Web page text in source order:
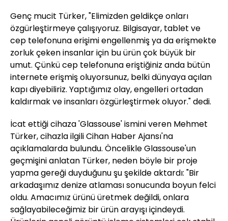
Genç mucit Türker, "Elimizden geldikçe onları
özgürleştirmeye çalışıyoruz. Bilgisayar, tablet ve
cep telefonuna erişimi engellenmiş ya da erişmekte
zorluk çeken insanlar için bu ürün çok büyük bir
umut. Çünkü cep telefonuna eriştiğiniz anda bütün
internete erişmiş oluyorsunuz, belki dünyaya açılan
kapı diyebiliriz. Yaptığımız olay, engelleri ortadan
kaldırmak ve insanları özgürleştirmek oluyor." dedi.
İcat ettiği cihaza 'Glassouse' ismini veren Mehmet
Türker, cihazla ilgili Cihan Haber Ajansı'na
açıklamalarda bulundu. Öncelikle Glassouse'un
geçmişini anlatan Türker, neden böyle bir proje
yapma gereği duyduğunu şu şekilde aktardı: "Bir
arkadaşımız denize atlaması sonucunda boyun felci
oldu. Amacımız ürünü üretmek değildi, onlara
sağlayabileceğimiz bir ürün arayışı içindeydi.